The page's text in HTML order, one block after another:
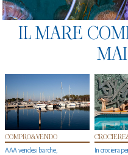
IL MARE
COMPRO&VENDO
AAA vendesi barche,
In crociera